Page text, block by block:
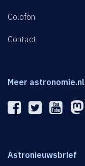
Colofon
Contact
Meer astronomie.nl
Astronieuwsbrief